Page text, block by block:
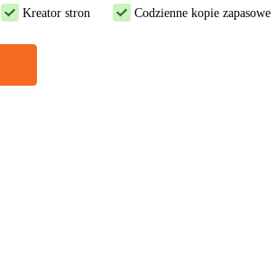
Kreator stron Codzienne kopie zapasowe